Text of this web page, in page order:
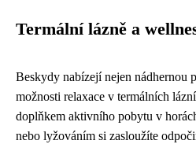
Termální lázně a
Beskydy nabízejí nejen nádhernou
možnosti relaxace v termálních
doplňkem aktivního pobytu v
nebo lyžováním si zasloužíte